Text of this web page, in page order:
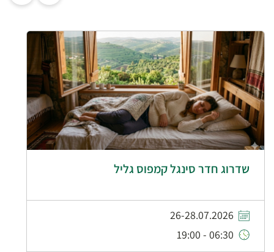
שדרוג חדר סינגל קמפוס גליל
26-28.07.2026
06:30 - 19:00